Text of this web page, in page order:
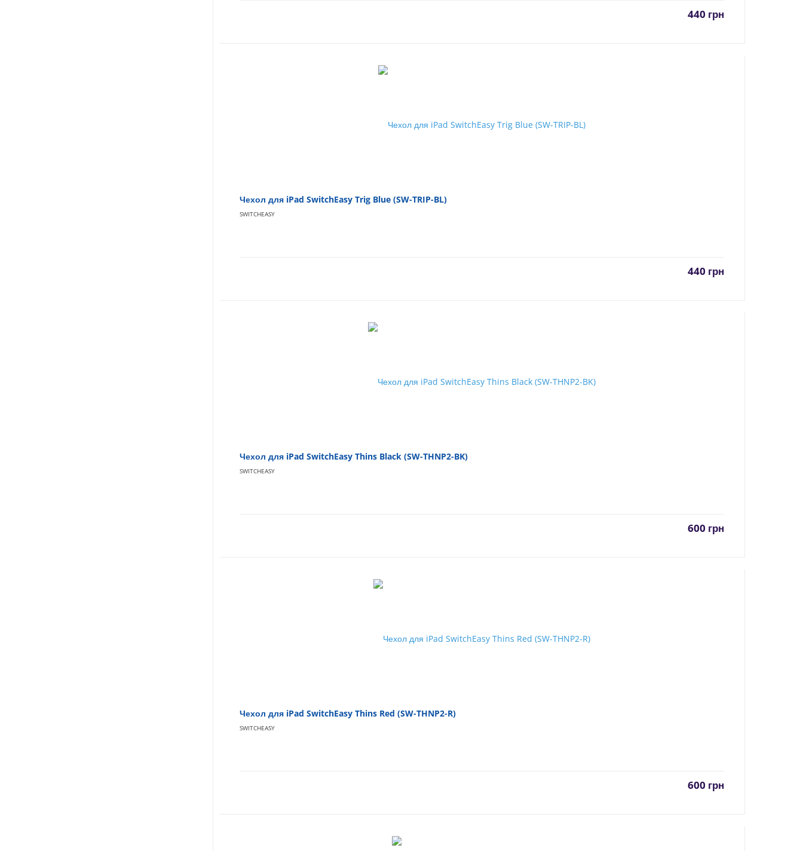
440 грн
Чехол для iPad SwitchEasy Trig Blue (SW-TRIP-BL)
SWITCHEASY
440 грн
Чехол для iPad SwitchEasy Thins Black (SW-THNP2-BK)
SWITCHEASY
600 грн
Чехол для iPad SwitchEasy Thins Red (SW-THNP2-R)
SWITCHEASY
600 грн